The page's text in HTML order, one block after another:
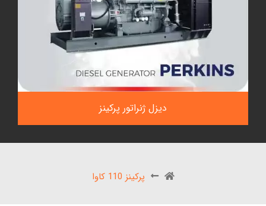
دیزل ژنراتور پرکینز
پرکینز 110 کاوا